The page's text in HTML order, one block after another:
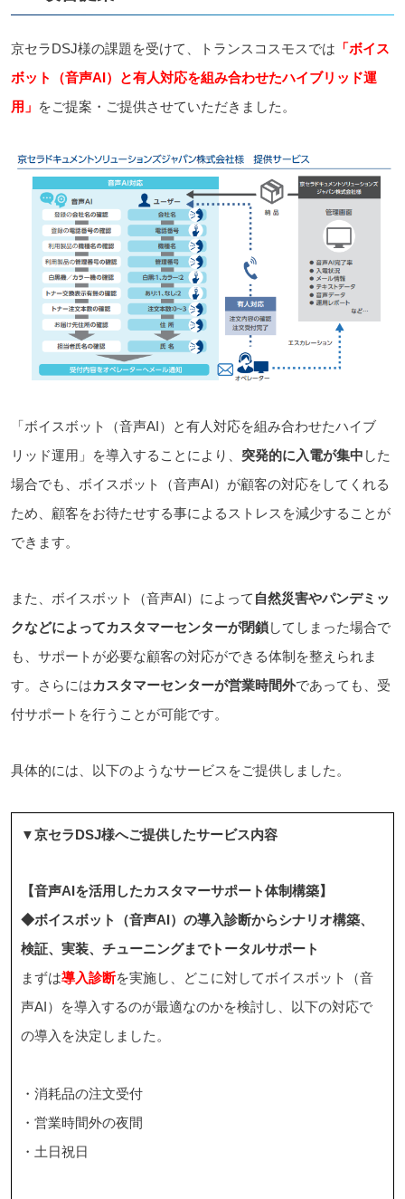
京セラDSJ様の課題を受けて、トランスコスモスでは 「ボイス
ボット（音声AI）と有人対応を組み合わせたハイブリッド運
用」 をご提案・ご提供させていただきました。
「ボイスボット（音声AI）と有人対応を組み合わせたハイブ
リッド運用」を導入することにより、 突発的に入電が集中 した
場合でも、ボイスボット（音声AI）が顧客の対応をしてくれる
ため、顧客をお待たせする事によるストレスを減少することが
できます。
また、ボイスボット（音声AI）によって 自然災害やパンデミッ
クなどによってカスタマーセンターが閉鎖してしまった場合で
も、サポートが必要な顧客の対応ができる体制を整えられま
す。さらにはカスタマーセンターが営業時間外であっても、受
付サポートを行うことが可能です。
具体的には、以下のようなサービスをご提供しました。
▼京セラDSJ様へご提供したサービス内容
【音声AIを活用したカスタマーサポート体制構築】
◆ボイスボット（音声AI）の導入診断からシナリオ構築、
検証、実装、チューニングまでトータルサポート
まずは導入診断を実施し、どこに対してボイスボット（音
声AI）を導入するのが最適なのかを検討し、以下の対応で
の導入を決定しました。
・消耗品の注文受付
・営業時間外の夜間
・土日祝日